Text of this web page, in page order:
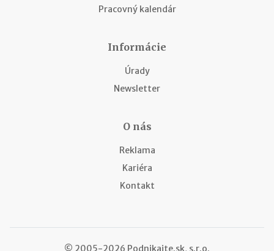
Pracovný kalendár
Informácie
Úrady
Newsletter
O nás
Reklama
Kariéra
Kontakt
© 2005-2026 Podnikajte.sk, s.r.o.